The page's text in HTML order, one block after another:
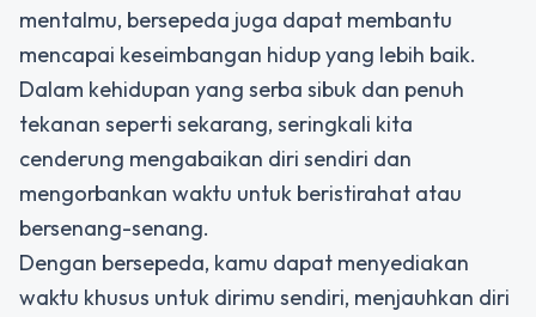
mentalmu, bersepeda juga dapat membantu
mencapai keseimbangan hidup yang lebih baik.
Dalam kehidupan yang serba sibuk dan penuh
tekanan seperti sekarang, seringkali kita
cenderung mengabaikan diri sendiri dan
mengorbankan waktu untuk beristirahat atau
bersenang-senang.
Dengan bersepeda, kamu dapat menyediakan
waktu khusus untuk dirimu sendiri, menjauhkan diri